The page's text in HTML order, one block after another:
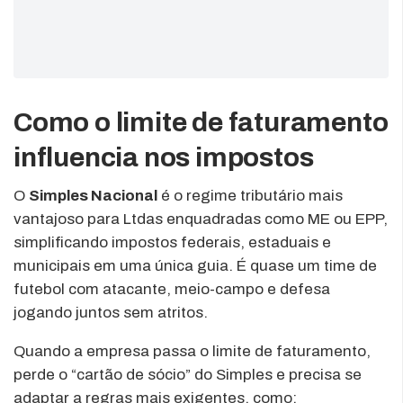
Como o limite de faturamento
influencia nos impostos
O Simples Nacional é o regime tributário mais
vantajoso para Ltdas enquadradas como ME ou EPP,
simplificando impostos federais, estaduais e
municipais em uma única guia. É quase um time de
futebol com atacante, meio-campo e defesa
jogando juntos sem atritos.
Quando a empresa passa o limite de faturamento,
perde o “cartão de sócio” do Simples e precisa se
adaptar a regras mais exigentes, como: